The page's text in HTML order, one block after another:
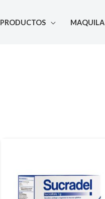
PRODUCTOS MAQUILA